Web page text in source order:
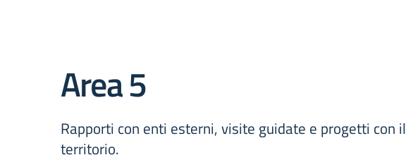
Area 5
Rapporti con enti esterni, visite guidate e progetti con il
territorio.